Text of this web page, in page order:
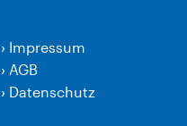
› Impressum
› AGB
› Datenschutz